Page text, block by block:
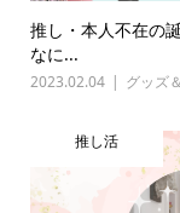
推し・本人不在の
なに...
2023.02.04 グッズ
推し活